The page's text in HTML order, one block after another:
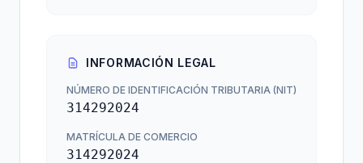
INFORMACIÓN LEGAL
NÚMERO DE IDENTIFICACIÓN TRIBUTARIA (NIT)
314292024
MATRÍCULA DE COMERCIO
314292024